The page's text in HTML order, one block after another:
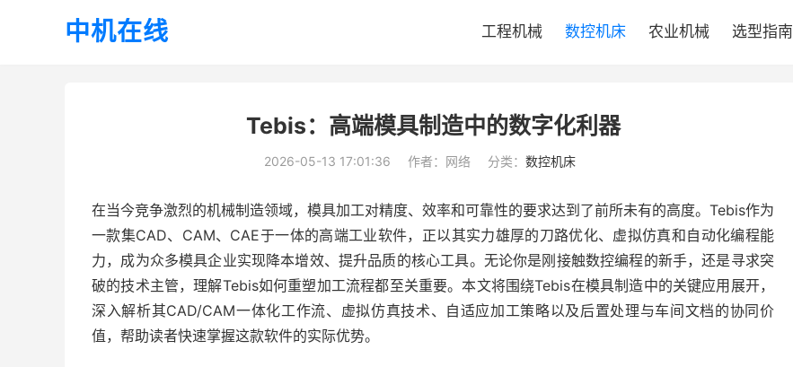
中机在线 工程机械 数控机床 农业机械 选型指南
Tebis：高端模具制造中的数字化利器
2026-05-13 17:01:36 作者：网络 分类： 数控机床
在当今竞争激烈的机械制造领域，模具加工对精度、效率和可靠性的要求达到了前所未有的高度。Tebis作为
一款集CAD、CAM、CAE于一体的高端工业软件，正以其实力雄厚的刀路优化、虚拟仿真和自动化编程能
力，成为众多模具企业实现降本增效、提升品质的核心工具。无论你是刚接触数控编程的新手，还是寻求突
破的技术主管，理解Tebis如何重塑加工流程都至关重要。本文将围绕Tebis在模具制造中的关键应用展开，
深入解析其CAD/CAM一体化工作流、虚拟仿真技术、自适应加工策略以及后置处理与车间文档的协同价
值，帮助读者快速掌握这款软件的实际优势。